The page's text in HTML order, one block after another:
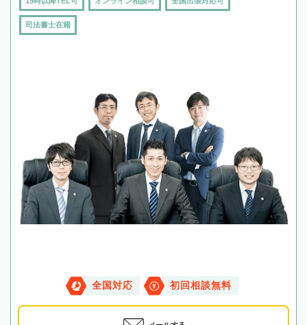
司法書士在籍
全国対応 初回相談無料